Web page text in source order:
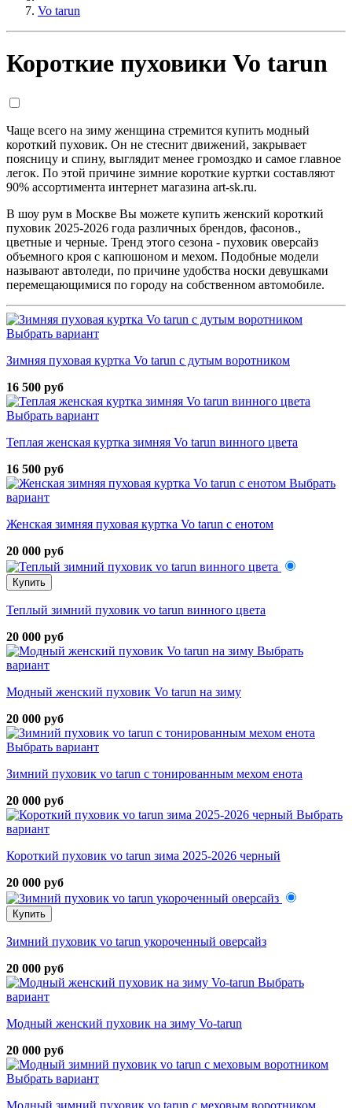
Vo tarun
Короткие пуховики Vo tarun
Чаще всего на зиму женщина стремится купить модный
короткий пуховик. Он не стеснит движений, закрывает
поясницу и спину, выглядит менее громоздко и самое главное
легок. По этой причине зимние короткие куртки составляют
90% ассортимента интернет магазина art-sk.ru.
В шоу рум в Москве Вы можете купить женский короткий
пуховик 2025-2026 года различных брендов, фасонов.,
цветные и черные. Тренд этого сезона - пуховик оверсайз
объемного кроя с капюшоном и мехом. Подобные модели
называют автоледи, по причине удобства носки девушками
перемещающимися по городу на собственном автомобиле.
Выбрать вариант
Зимняя пуховая куртка Vo tarun с дутым воротником
16 500 руб
Выбрать вариант
Теплая женская куртка зимняя Vo tarun винного цвета
16 500 руб
Выбрать
вариант
Женская зимняя пуховая куртка Vo tarun с енотом
20 000 руб
Купить
Теплый зимний пуховик vo tarun винного цвета
20 000 руб
Выбрать
вариант
Модный женский пуховик Vo tarun на зиму
20 000 руб
Выбрать вариант
Зимний пуховик vo tarun с тонированным мехом енота
20 000 руб
Выбрать
вариант
Короткий пуховик vo tarun зима 2025-2026 черный
20 000 руб
Купить
Зимний пуховик vo tarun укороченный оверсайз
20 000 руб
Выбрать
вариант
Модный женский пуховик на зиму Vo-tarun
20 000 руб
Выбрать вариант
Модный зимний пуховик vo tarun с меховым воротником